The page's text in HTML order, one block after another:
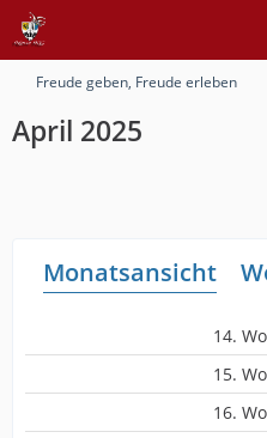
Freude geben, Freude erleben
April 2025
Monatsansicht
14.
15.
16.